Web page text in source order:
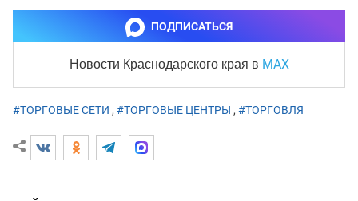
ПОДПИСАТЬСЯ
Новости Краснодарского края в MAX
#ТОРГОВЫЕ СЕТИ , #ТОРГОВЫЕ ЦЕНТРЫ , #ТОРГОВЛЯ